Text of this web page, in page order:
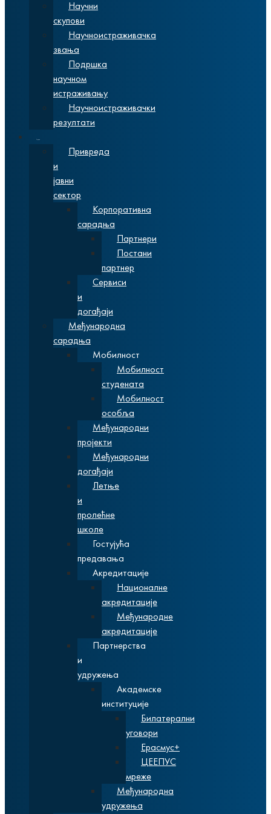
Научни
скупови
Научноистраживачка
звања
Подршка
научном
истраживању
Научноистраживачки
резултати
Привреда
и
јавни
сектор
Корпоративна
сарадња
Партнери
Постани
партнер
Сервиси
и
догађаји
Међународна
сарадња
Мобилност
Мобилност
студената
Мобилност
особља
Међународни
пројекти
Међународни
догађаји
Летње
и
пролећне
школе
Гостујућа
предавања
Акредитације
Националне
акредитације
Међународне
акредитације
Партнерства
и
удружења
Академске
институције
Билатерални
уговори
Ерасмус+
ЦЕЕПУС
мреже
Међународна
удружења